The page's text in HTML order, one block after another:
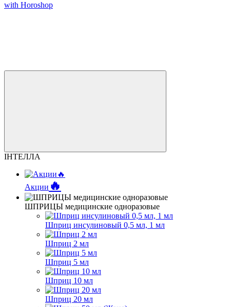
with Horoshop
ІНТЕЛЛА
Акции 🔥
ШПРИЦЫ медицинские одноразовые
Шприц инсулиновый 0,5 мл, 1 мл
Шприц 2 мл
Шприц 5 мл
Шприц 10 мл
Шприц 20 мл